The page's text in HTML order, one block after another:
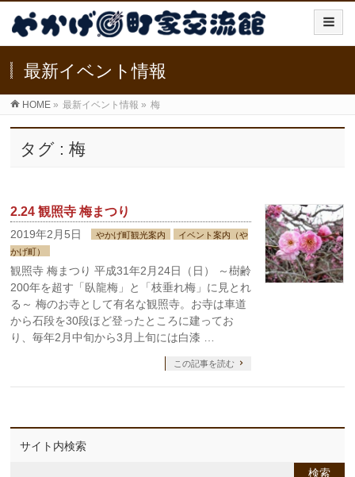
最新イベント情報
HOME » 最新イベント情報 » 梅
タグ : 梅
2.24 観照寺 梅まつり
2019年2月5日 やかげ町観光案内
イベント案内（や
かげ町）
観照寺 梅まつり 平成31年2月24日（日） ～樹齢
200年を超す「臥龍梅」と「枝垂れ梅」に見とれ
る～ 梅のお寺として有名な観照寺。お寺は車道
から石段を30段ほど登ったところに建ってお
り、毎年2月中旬から3月上旬には白漆 …
この記事を読む
サイト内検索